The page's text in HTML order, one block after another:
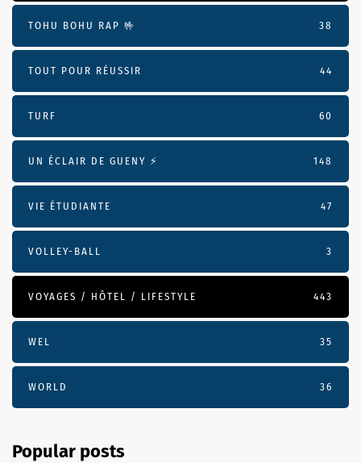
TOHU BOHU RAP 🤟 38
TOUT POUR RÉUSSIR 44
TURF 60
UN ÉCLAIR DE GUENY ⚡️ 148
VIE ÉTUDIANTE 47
VOLLEY-BALL 3
VOYAGES / HÔTEL / LIFESTYLE 443
WEL 35
WORLD 36
Popular posts